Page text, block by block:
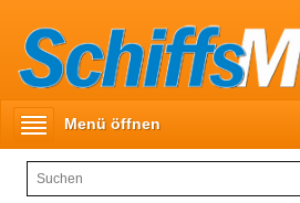
Menü öffnen